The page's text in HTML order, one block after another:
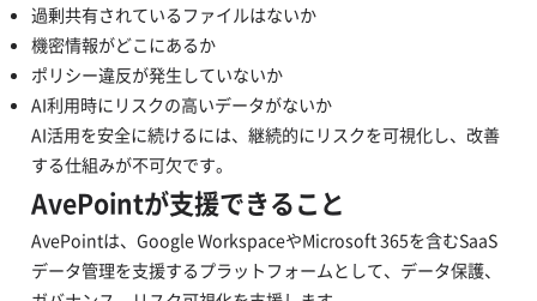
過剰共有されているファイルはないか
機密情報がどこにあるか
ポリシー違反が発生していないか
AI利用時にリスクの高いデータがないか
AI活用を安全に続けるには、継続的にリスクを可視化し、改善
する仕組みが不可欠です。
AvePointが支援できること
AvePointは、Google WorkspaceやMicrosoft 365を含むSaaS
データ管理を支援するプラットフォームとして、データ保護、